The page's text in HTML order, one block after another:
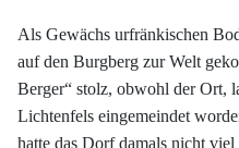
Als Gewächs urfränkischen
auf den Burgberg zur Welt
Berger“ stolz, obwohl der Ort,
Lichtenfels eingemeindet
hatte das Dorf damals nicht